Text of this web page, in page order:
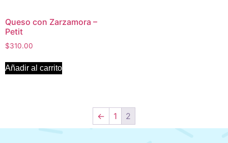
Queso con Zarzamora –
Petit
$310.00
Añadir al carrito
← 1 2